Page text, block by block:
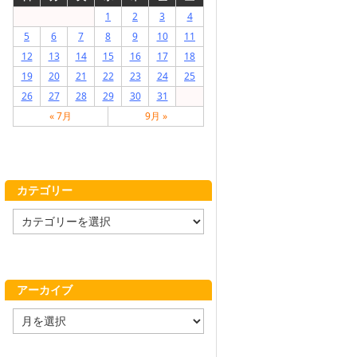
1
2 3
4
5
6 7 8 9 10
11
12
13 14 15 16 17
18
19
20 21 22 23 24
25
26
27 28 29 30
31
« 7月
9月 »
カテゴリー
テ
ー
アーカイブ
ー